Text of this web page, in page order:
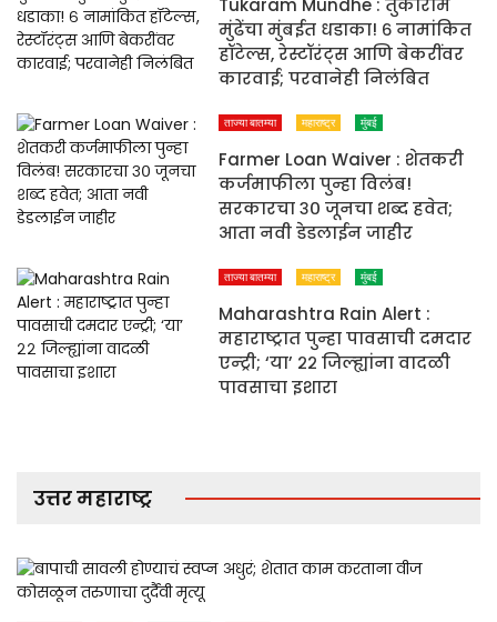
Tukaram Mundhe : तुकाराम
मुंढेंचा मुंबईत धडाका! ६ नामांकित
हॉटेल्स, रेस्टॉरंट्स आणि बेकरींवर
कारवाई; परवानेही निलंबित
ताज्या बातम्या महाराष्ट्र मुंबई
Farmer Loan Waiver : शेतकरी
कर्जमाफीला पुन्हा विलंब!
सरकारचा ३० जूनचा शब्द हवेत;
आता नवी डेडलाईन जाहीर
ताज्या बातम्या महाराष्ट्र मुंबई
Maharashtra Rain Alert :
महाराष्ट्रात पुन्हा पावसाची दमदार
एन्ट्री; ‘या’ २२ जिल्ह्यांना वादळी
पावसाचा इशारा
उत्तर महाराष्ट्र